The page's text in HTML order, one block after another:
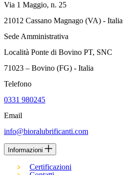
Via 1 Maggio, n. 25
21012 Cassano Magnago (VA) - Italia
Sede Amministrativa
Località Ponte di Bovino PT, SNC
71023 – Bovino (FG) - Italia
Telefono
0331 980245
Email
info@bioralubrificanti.com
Informazioni
Certificazioni